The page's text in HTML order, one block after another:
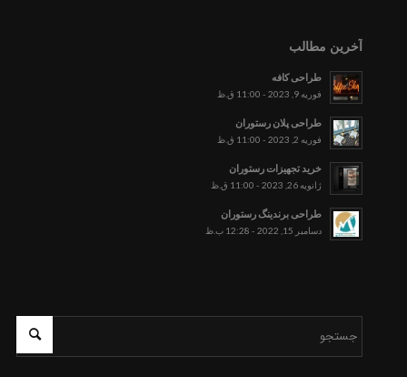
آخرین مطالب
طراحی کافه
فوریه 9, 2023 - 11:00 ق.ظ
طراحی پلان رستوران
فوریه 2, 2023 - 11:00 ق.ظ
خرید تجهیزات رستوران
ژانویه 26, 2023 - 11:00 ق.ظ
طراحی برندینگ رستوران
دسامبر 15, 2022 - 12:28 ب.ظ